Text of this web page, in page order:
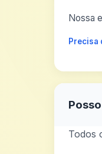
Nossa
Precisa
Todos